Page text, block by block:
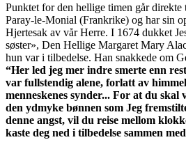
Punktet for den hellige timen går direkte
Paray-le-Monial (Frankrike) og har sin
Hjertesak av vår Herre. I 1674 dukket
søster», Den Hellige Margaret Mary
hun var i tilbedelse. Han snakkede om
“Her led jeg mer indre smerte enn
var fullstendig alene, forlatt av
menneskenes synder... For at du
den ydmyke bønnen som Jeg
denne angst, vil du reise mellom
kaste deg ned i tilbedelse sammen